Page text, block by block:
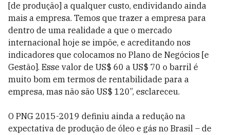
[de produção] a qualquer custo, endividando ainda
mais a empresa. Temos que trazer a empresa para
dentro de uma realidade a que o mercado
internacional hoje se impõe, e acreditando nos
indicadores que colocamos no Plano de Negócios [e
Gestão]. Esse valor de US$ 60 a US$ 70 o barril é
muito bom em termos de rentabilidade para a
empresa, mas não são US$ 120”, esclareceu.
O PNG 2015-2019 definiu ainda a redução na
expectativa de produção de óleo e gás no Brasil – de